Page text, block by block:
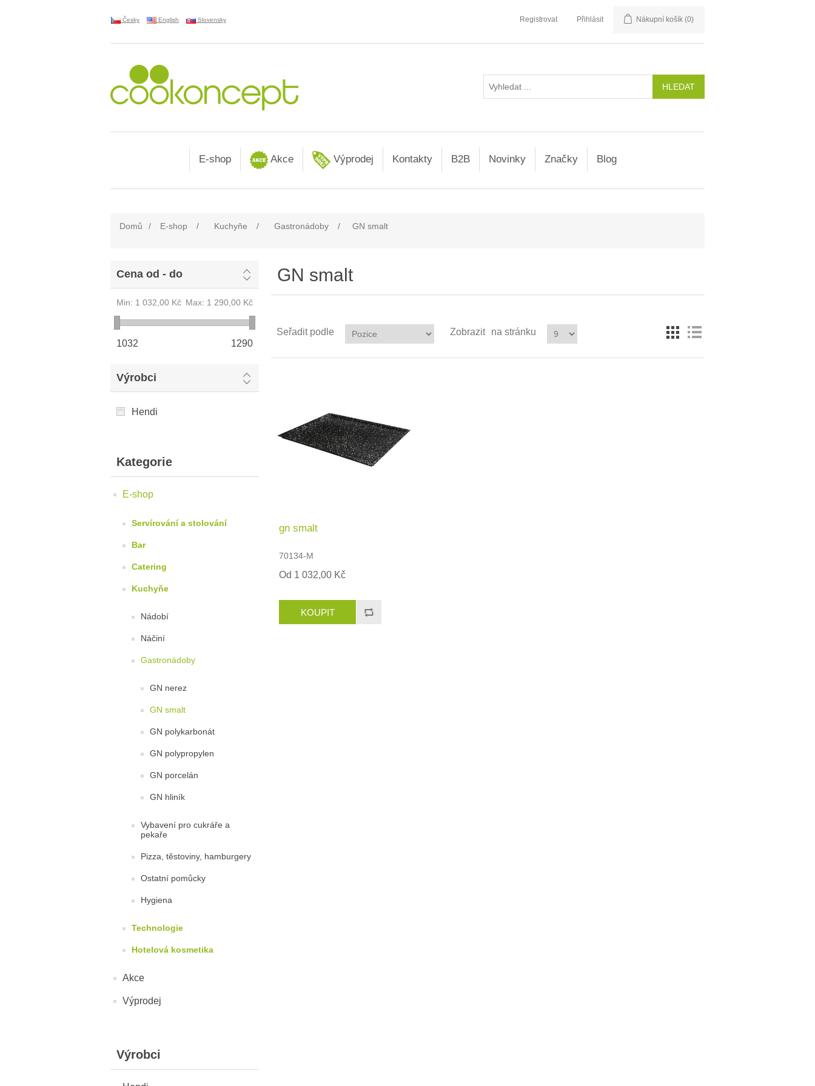
Česky English Slovensky Registrovat Přihlásit Nákupní košík (0)
E-shop Akce Výprodej Kontakty B2B Novinky Značky Blog
Domů / E-shop / Kuchyňe / Gastronádoby / GN smalt
Cena od - do
Min: 1 032,00 Kč Max: 1 290,00 Kč
1032 1290
Výrobci
Hendi
Kategorie
E-shop
Servírování a stolování
Bar
Catering
Kuchyňe
Nádobí
Náčiní
Gastronádoby
GN nerez
GN smalt
GN polykarbonát
GN polypropylen
GN porcelán
GN hliník
Vybavení pro cukráře a
pekaře
Pizza, těstoviny, hamburgery
Ostatní pomůcky
Hygiena
Technologie
Hotelová kosmetika
Akce
Výprodej
Výrobci
GN smalt
Seřadit podle Zobrazit na stránku
gn smalt
70134-M
Od 1 032,00 Kč